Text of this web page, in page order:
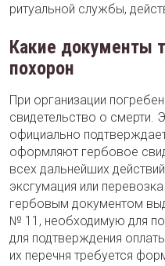
ритуальной службы,
Какие документы
похорон
При организации
свидетельство о смерти.
официально
оформляют гербовое
всех дальнейших
эксгумация или
гербовым документом
№ 11, необходимую для
для подтверждения
их перечня требуется